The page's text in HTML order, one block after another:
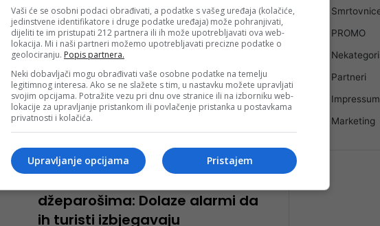
Djeca u FBiH ako nisu u sistemu
školovanja nemaju pravo na
zdravstveno osiguranje
Federalni zastupnik Admir Čavalić uputio je
zastupničko pitanje kantonima da li sva djeca do 18.
godine imaju pravo na zdravstveno…
nk 2 21. Maja 2024.
džeparošima: Dolaze alarmi da
ih turisti izbjegavaju
PROMO
Partneri
Impressum
Marketing
Vaši će se osobni podaci obrađivati, a podatke s vašeg uređaja (kolačiće,
jedinstvene identifikatore i druge podatke uređaja) može pohranjivati,
dijeliti te im pristupati 212 partnera ili ih može upotrebljavati ova web-
lokacija. Mi i naši partneri možemo upotrebljavati precizne podatke o
geolociranju. Popis partnera.
Neki dobavljači mogu obrađivati vaše osobne podatke na temelju
legitimnog interesa. Ako se ne slažete s tim, u nastavku možete upravljati
svojim opcijama. Potražite vezu pri dnu ove stranice ili na izborniku web-
lokacije za upravljanje pristankom ili povlačenje pristanka u postavkama
privatnosti i kolačića.
Pristajem
Upravljanje opcijama